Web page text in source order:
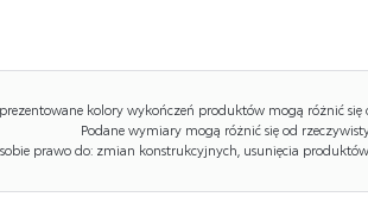
kolory wykończeń produktów mogą różnić się
Podane wymiary mogą różnić się od
sobie prawo do: zmian konstrukcyjnych, usunięcia